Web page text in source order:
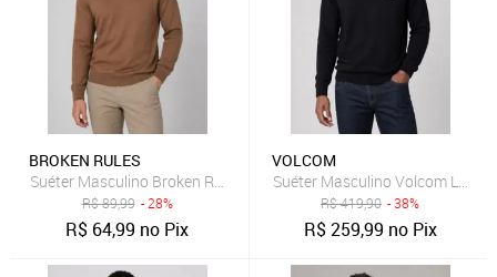
BROKEN RULES
Suéter Masculino Broken Rules Gola Redonda Marrom
R$89,99 - 28%
R$ 64,99 no Pix
VOLCOM
Suéter Masculino Volcom Logo
R$419,90 - 38%
R$259,99 no Pix